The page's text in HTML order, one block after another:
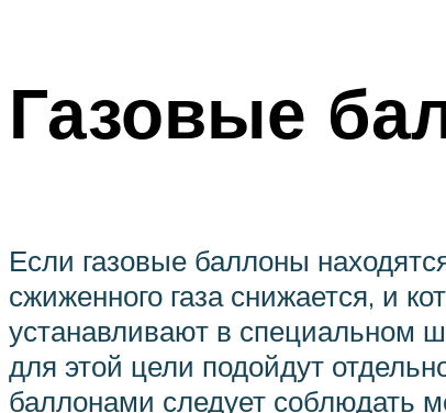
Газовые
Если газовые баллоны
сжиженного газа снижается, и
устанавливают в специальном
для этой цели подойдут
баллонами следует соблюдать